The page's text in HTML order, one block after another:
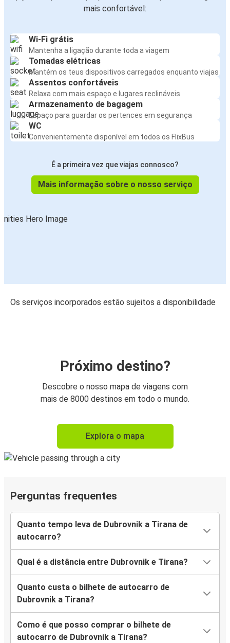
mais confortável:
Wi-Fi grátis
Mantenha a ligação durante toda a viagem
Tomadas elétricas
Mantém os teus dispositivos carregados enquanto viajas
Assentos confortáveis
Relaxa com mais espaço e lugares reclináveis
Armazenamento de bagagem
Espaço para guardar os pertences em segurança
WC
Convenientemente disponível em todos os FlixBus
É a primeira vez que viajas connosco?
Mais informação sobre o nosso serviço
Os serviços incorporados estão sujeitos a disponibilidade
Próximo destino?
Descobre o nosso mapa de viagens com
mais de 8000 destinos em todo o mundo.
Explora o mapa
Perguntas frequentes
Quanto tempo leva de Dubrovnik a Tirana de
autocarro?
Qual é a distância entre Dubrovnik e Tirana?
Quanto custa o bilhete de autocarro de
Dubrovnik a Tirana?
Como é que posso comprar o bilhete de
autocarro de Dubrovnik a Tirana?